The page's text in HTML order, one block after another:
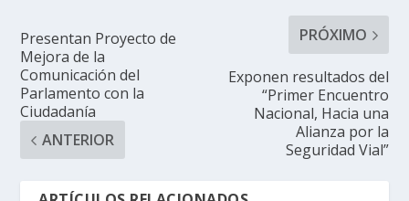
Presentan Proyecto de
Mejora de la
Comunicación del
Parlamento con la
Ciudadanía
ANTERIOR
PRÓXIMO
Exponen resultados del
“Primer Encuentro
Nacional, Hacia una
Alianza por la
Seguridad Vial”